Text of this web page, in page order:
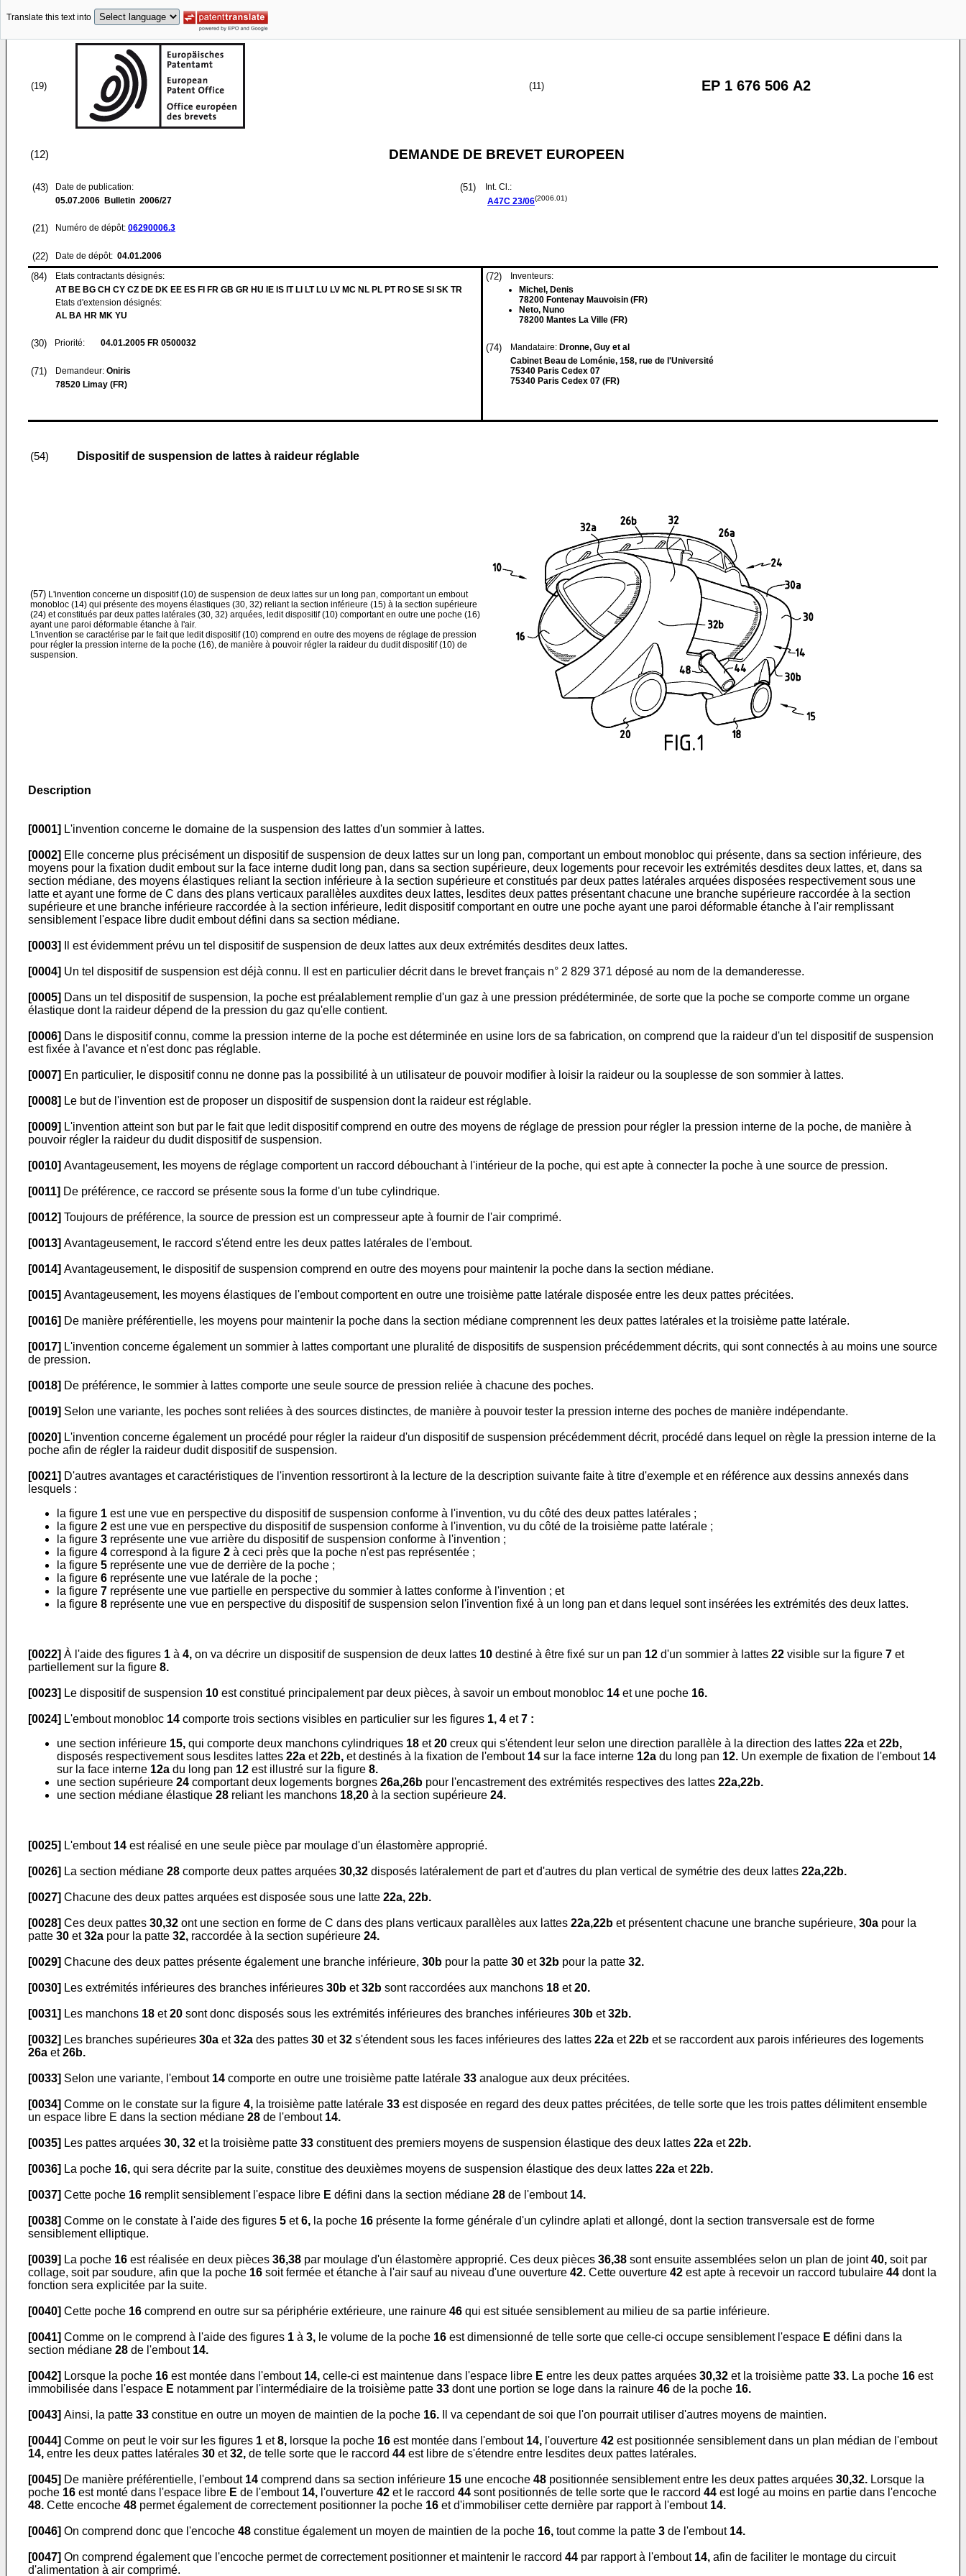
Translate this text into
(19) (11) EP 1 676 506 A2
(12) DEMANDE DE BREVET EUROPEEN
(43)
Date de publication:
05.07.2006 Bulletin 2006/27
(21) Numéro de dépôt: 06290006.3
(22) Date de dépôt: 04.01.2006
(51)
Int. Cl.:
A47C 23/06(2006.01)
(84)
Etats contractants désignés:
AT BE BG CH CY CZ DE DK EE ES FI FR GB GR HU IE IS IT LI LT LU LV MC NL PL PT RO SE SI SK TR
Etats d'extension désignés:
AL BA HR MK YU
(30) Priorité: 04.01.2005 FR 0500032
(71) Demandeur: Oniris
78520 Limay (FR)
(72)
Inventeurs:
Michel, Denis
78200 Fontenay Mauvoisin (FR)
Neto, Nuno
78200 Mantes La Ville (FR)
(74) Mandataire: Dronne, Guy et al
Cabinet Beau de Loménie, 158, rue de l'Université
75340 Paris Cedex 07
75340 Paris Cedex 07 (FR)
(54) Dispositif de suspension de lattes à raideur réglable
(57) L'invention concerne un dispositif (10) de suspension de deux lattes sur un long pan, comportant un embout
monobloc (14) qui présente des moyens élastiques (30, 32) reliant la section inférieure (15) à la section supérieure
(24) et constitués par deux pattes latérales (30, 32) arquées, ledit dispositif (10) comportant en outre une poche (16)
ayant une paroi déformable étanche à l'air.
L'invention se caractérise par le fait que ledit dispositif (10) comprend en outre des moyens de réglage de pression
pour régler la pression interne de la poche (16), de manière à pouvoir régler la raideur du dudit dispositif (10) de
suspension.
Description
[0001] L'invention concerne le domaine de la suspension des lattes d'un sommier à lattes.
[0002] Elle concerne plus précisément un dispositif de suspension de deux lattes sur un long pan, comportant un embout monobloc qui présente, dans sa section inférieure, des
moyens pour la fixation dudit embout sur la face interne dudit long pan, dans sa section supérieure, deux logements pour recevoir les extrémités desdites deux lattes, et, dans sa
section médiane, des moyens élastiques reliant la section inférieure à la section supérieure et constitués par deux pattes latérales arquées disposées respectivement sous une
latte et ayant une forme de C dans des plans verticaux parallèles auxdites deux lattes, lesdites deux pattes présentant chacune une branche supérieure raccordée à la section
supérieure et une branche inférieure raccordée à la section inférieure, ledit dispositif comportant en outre une poche ayant une paroi déformable étanche à l'air remplissant
sensiblement l'espace libre dudit embout défini dans sa section médiane.
[0003] Il est évidemment prévu un tel dispositif de suspension de deux lattes aux deux extrémités desdites deux lattes.
[0004] Un tel dispositif de suspension est déjà connu. Il est en particulier décrit dans le brevet français n° 2 829 371 déposé au nom de la demanderesse.
[0005] Dans un tel dispositif de suspension, la poche est préalablement remplie d'un gaz à une pression prédéterminée, de sorte que la poche se comporte comme un organe
élastique dont la raideur dépend de la pression du gaz qu'elle contient.
[0006] Dans le dispositif connu, comme la pression interne de la poche est déterminée en usine lors de sa fabrication, on comprend que la raideur d'un tel dispositif de suspension
est fixée à l'avance et n'est donc pas réglable.
[0007] En particulier, le dispositif connu ne donne pas la possibilité à un utilisateur de pouvoir modifier à loisir la raideur ou la souplesse de son sommier à lattes.
[0008] Le but de l'invention est de proposer un dispositif de suspension dont la raideur est réglable.
[0009] L'invention atteint son but par le fait que ledit dispositif comprend en outre des moyens de réglage de pression pour régler la pression interne de la poche, de manière à
pouvoir régler la raideur du dudit dispositif de suspension.
[0010] Avantageusement, les moyens de réglage comportent un raccord débouchant à l'intérieur de la poche, qui est apte à connecter la poche à une source de pression.
[0011] De préférence, ce raccord se présente sous la forme d'un tube cylindrique.
[0012] Toujours de préférence, la source de pression est un compresseur apte à fournir de l'air comprimé.
[0013] Avantageusement, le raccord s'étend entre les deux pattes latérales de l'embout.
[0014] Avantageusement, le dispositif de suspension comprend en outre des moyens pour maintenir la poche dans la section médiane.
[0015] Avantageusement, les moyens élastiques de l'embout comportent en outre une troisième patte latérale disposée entre les deux pattes précitées.
[0016] De manière préférentielle, les moyens pour maintenir la poche dans la section médiane comprennent les deux pattes latérales et la troisième patte latérale.
[0017] L'invention concerne également un sommier à lattes comportant une pluralité de dispositifs de suspension précédemment décrits, qui sont connectés à au moins une source
de pression.
[0018] De préférence, le sommier à lattes comporte une seule source de pression reliée à chacune des poches.
[0019] Selon une variante, les poches sont reliées à des sources distinctes, de manière à pouvoir tester la pression interne des poches de manière indépendante.
[0020] L'invention concerne également un procédé pour régler la raideur d'un dispositif de suspension précédemment décrit, procédé dans lequel on règle la pression interne de la
poche afin de régler la raideur dudit dispositif de suspension.
[0021] D'autres avantages et caractéristiques de l'invention ressortiront à la lecture de la description suivante faite à titre d'exemple et en référence aux dessins annexés dans
lesquels :
la figure 1 est une vue en perspective du dispositif de suspension conforme à l'invention, vu du côté des deux pattes latérales ;
la figure 2 est une vue en perspective du dispositif de suspension conforme à l'invention, vu du côté de la troisième patte latérale ;
la figure 3 représente une vue arrière du dispositif de suspension conforme à l'invention ;
la figure 4 correspond à la figure 2 à ceci près que la poche n'est pas représentée ;
la figure 5 représente une vue de derrière de la poche ;
la figure 6 représente une vue latérale de la poche ;
la figure 7 représente une vue partielle en perspective du sommier à lattes conforme à l'invention ; et
la figure 8 représente une vue en perspective du dispositif de suspension selon l'invention fixé à un long pan et dans lequel sont insérées les extrémités des deux lattes.
[0022] À l'aide des figures 1 à 4, on va décrire un dispositif de suspension de deux lattes 10 destiné à être fixé sur un pan 12 d'un sommier à lattes 22 visible sur la figure 7 et
partiellement sur la figure 8.
[0023] Le dispositif de suspension 10 est constitué principalement par deux pièces, à savoir un embout monobloc 14 et une poche 16.
[0024] L'embout monobloc 14 comporte trois sections visibles en particulier sur les figures 1, 4 et7 :
une section inférieure 15, qui comporte deux manchons cylindriques 18 et20 creux qui s'étendent leur selon une direction parallèle à la direction des lattes 22a et22b,
disposés respectivement sous lesdites lattes 22a et22b, et destinés à la fixation de l'embout 14 sur la face interne 12a du long pan 12. Un exemple de fixation de l'embout 14
sur la face interne 12a du long pan 12 est illustré sur la figure 8.
une section supérieure 24 comportant deux logements borgnes 26a,26b pour l'encastrement des extrémités respectives des lattes 22a,22b.
une section médiane élastique 28 reliant les manchons 18,20 à la section supérieure 24.
[0025] L'embout 14 est réalisé en une seule pièce par moulage d'un élastomère approprié.
[0026] La section médiane 28 comporte deux pattes arquées 30,32 disposés latéralement de part et d'autres du plan vertical de symétrie des deux lattes 22a,22b.
[0027] Chacune des deux pattes arquées est disposée sous une latte 22a, 22b.
[0028] Ces deux pattes 30,32 ont une section en forme de C dans des plans verticaux parallèles aux lattes 22a,22b et présentent chacune une branche supérieure, 30a pour la
patte 30 et32a pour la patte 32, raccordée à la section supérieure 24.
[0029] Chacune des deux pattes présente également une branche inférieure, 30b pour la patte 30 et32b pour la patte 32.
[0030] Les extrémités inférieures des branches inférieures 30b et32b sont raccordées aux manchons 18 et20.
[0031] Les manchons 18 et20 sont donc disposés sous les extrémités inférieures des branches inférieures 30b et32b.
[0032] Les branches supérieures 30a et32a des pattes 30 et32 s'étendent sous les faces inférieures des lattes 22a et22b et se raccordent aux parois inférieures des logements
26a et26b.
[0033] Selon une variante, l'embout 14 comporte en outre une troisième patte latérale 33 analogue aux deux précitées.
[0034] Comme on le constate sur la figure 4, la troisième patte latérale 33 est disposée en regard des deux pattes précitées, de telle sorte que les trois pattes délimitent ensemble
un espace libre E dans la section médiane 28 de l'embout 14.
[0035] Les pattes arquées 30, 32 et la troisième patte 33 constituent des premiers moyens de suspension élastique des deux lattes 22a et22b.
[0036] La poche 16, qui sera décrite par la suite, constitue des deuxièmes moyens de suspension élastique des deux lattes 22a et22b.
[0037] Cette poche 16 remplit sensiblement l'espace libre E défini dans la section médiane 28 de l'embout 14.
[0038] Comme on le constate à l'aide des figures 5 et6, la poche 16 présente la forme générale d'un cylindre aplati et allongé, dont la section transversale est de forme
sensiblement elliptique.
[0039] La poche 16 est réalisée en deux pièces 36,38 par moulage d'un élastomère approprié. Ces deux pièces 36,38 sont ensuite assemblées selon un plan de joint40, soit par
collage, soit par soudure, afin que la poche 16 soit fermée et étanche à l'air sauf au niveau d'une ouverture 42. Cette ouverture 42 est apte à recevoir un raccord tubulaire 44 dont la
fonction sera explicitée par la suite.
[0040] Cette poche 16 comprend en outre sur sa périphérie extérieure, une rainure 46 qui est située sensiblement au milieu de sa partie inférieure.
[0041] Comme on le comprend à l'aide des figures 1 à 3, le volume de la poche 16 est dimensionné de telle sorte que celle-ci occupe sensiblement l'espace E défini dans la
section médiane 28 de l'embout 14.
[0042] Lorsque la poche 16 est montée dans l'embout 14, celle-ci est maintenue dans l'espace libre E entre les deux pattes arquées 30,32 et la troisième patte 33. La poche 16 est
immobilisée dans l'espace E notamment par l'intermédiaire de la troisième patte 33 dont une portion se loge dans la rainure 46 de la poche 16.
[0043] Ainsi, la patte 33 constitue en outre un moyen de maintien de la poche 16. Il va cependant de soi que l'on pourrait utiliser d'autres moyens de maintien.
[0044] Comme on peut le voir sur les figures 1 et8, lorsque la poche 16 est montée dans l'embout 14, l'ouverture 42 est positionnée sensiblement dans un plan médian de l'embout
14, entre les deux pattes latérales 30 et32, de telle sorte que le raccord 44 est libre de s'étendre entre lesdites deux pattes latérales.
[0045] De manière préférentielle, l'embout 14 comprend dans sa section inférieure 15 une encoche 48 positionnée sensiblement entre les deux pattes arquées 30,32. Lorsque la
poche 16 est monté dans l'espace libre E de l'embout 14, l'ouverture 42 et le raccord 44 sont positionnés de telle sorte que le raccord 44 est logé au moins en partie dans l'encoche
48. Cette encoche 48 permet également de correctement positionner la poche 16 et d'immobiliser cette dernière par rapport à l'embout 14.
[0046] On comprend donc que l'encoche 48 constitue également un moyen de maintien de la poche 16, tout comme la patte 3 de l'embout 14.
[0047] On comprend également que l'encoche permet de correctement positionner et maintenir le raccord 44 par rapport à l'embout 14, afin de faciliter le montage du circuit
d'alimentation à air comprimé.